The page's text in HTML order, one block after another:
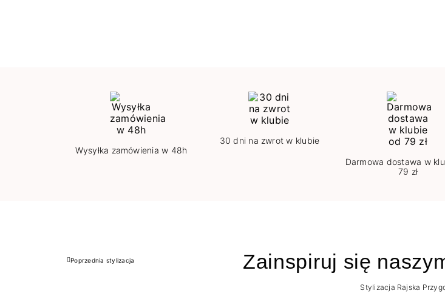
Wysyłka zamówienia w 48h
30 dni na zwrot w klubie
Darmowa dostawa w
79 zł
Zainspiruj się
Poprzedni
Poprzednia stylizacja
Stylizacja Rajska